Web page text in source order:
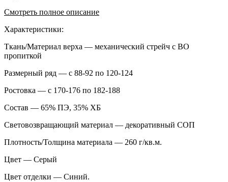
Смотреть полное описание
Характеристики:
Ткань/Материал верха — механический стрейч с ВО
пропиткой
Размерный ряд — с 88-92 по 120-124
Ростовка — с 170-176 по 182-188
Состав — 65% ПЭ, 35% ХБ
Световозвращающий материал — декоративный СОП
Плотность/Толщина материала — 260 г/кв.м.
Цвет — Серый
Цвет отделки — Синий.